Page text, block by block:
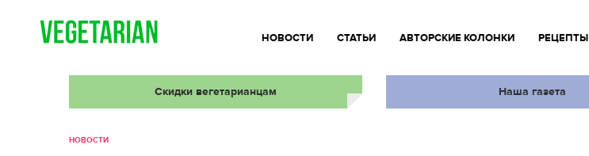
НОВОСТИ СТАТЬИ АВТОРСКИЕ КОЛОНКИ РЕЦЕПТЫ
Скидки вегетарианцам Наша газета
НОВОСТИ